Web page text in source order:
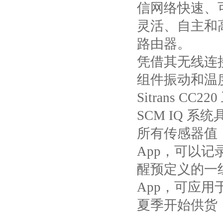
信网络快速、
灵活、自主和
路由器。
凭借其无线连
组件振动和温
Sitrans CC220
SCM IQ 系统
所有传感器值
App ，可以
醒预定义的一
App ，可应
夏季开始供货